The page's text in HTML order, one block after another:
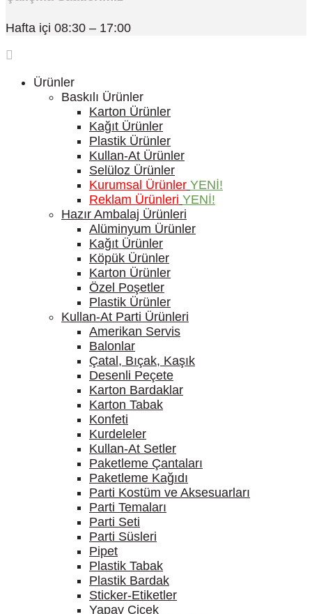
Hafta içi 08:30 – 17:00
Ürünler
Baskılı Ürünler
Karton Ürünler
Kağıt Ürünler
Plastik Ürünler
Kullan-At Ürünler
Selüloz Ürünler
Kurumsal Ürünler YENİ!
Reklam Ürünleri YENİ!
Hazır Ambalaj Ürünleri
Alüminyum Ürünler
Kağıt Ürünler
Köpük Ürünler
Karton Ürünler
Özel Poşetler
Plastik Ürünler
Kullan-At Parti Ürünleri
Amerikan Servis
Balonlar
Çatal, Bıçak, Kaşık
Desenli Peçete
Karton Bardaklar
Karton Tabak
Konfeti
Kurdeleler
Kullan-At Setler
Paketleme Çantaları
Paketleme Kağıdı
Parti Kostüm ve Aksesuarları
Parti Temaları
Parti Seti
Parti Süsleri
Pipet
Plastik Tabak
Plastik Bardak
Sticker-Etiketler
Yapay Çiçek